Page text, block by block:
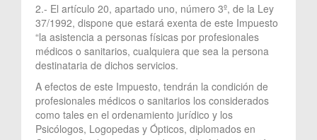
2.- El artículo 20, apartado uno, número 3º, de la Ley
37/1992, dispone que estará exenta de este Impuesto
“la asistencia a personas físicas por profesionales
médicos o sanitarios, cualquiera que sea la persona
destinataria de dichos servicios.
A efectos de este Impuesto, tendrán la condición de
profesionales médicos o sanitarios los considerados
como tales en el ordenamiento jurídico y los
Psicólogos, Logopedas y Ópticos, diplomados en